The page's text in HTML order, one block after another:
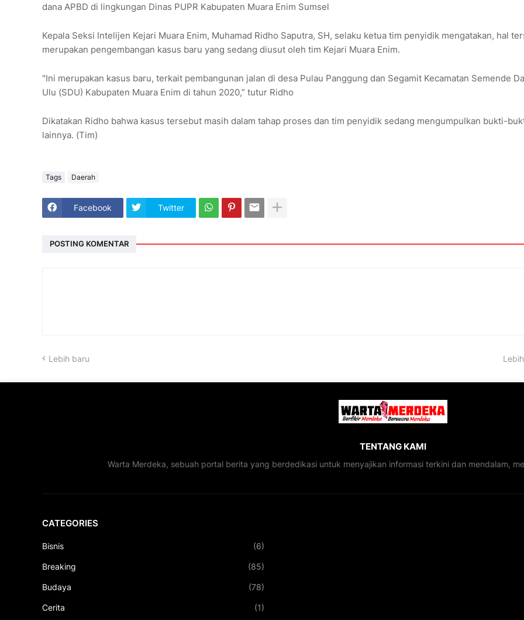
dana APBD di lingkungan Dinas PUPR Kabupaten Muara Enim Sumsel
Kepala Seksi Intelijen Kejari Muara Enim, Muhamad Ridho Saputra, SH, selaku ketua tim penyidik mengatakan, hal
merupakan pengembangan kasus baru yang sedang diusut oleh tim Kejari Muara Enim.
"Ini merupakan kasus baru, terkait pembangunan jalan di desa Pulau Panggung dan Segamit Kecamatan Semende
Ulu (SDU) Kabupaten Muara Enim di tahun 2020,” tutur Ridho
Dikatakan Ridho bahwa kasus tersebut masih dalam tahap proses dan tim penyidik sedang mengumpulkan bukti-
lainnya. (Tim)
Tags Daerah
Facebook Twitter
POSTING KOMENTAR
Lebih baru
TENTANG KAMI
Warta Merdeka, sebuah portal berita yang berdedikasi untuk menyajikan informasi terkini dan mendalam,
CATEGORIES
Bisnis (6)
Breaking (85)
Budaya (78)
Cerita (1)